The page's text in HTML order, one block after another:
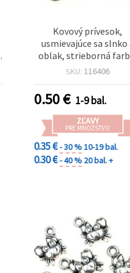
Kovový prívesok,
usmievajúce sa slnko
oblak, strieborná
20x15,5x2 mm, otvor
SKU: 116406
0.50€ 1-9 bal.
ZĽAVY
PRE MNOŽSTVO
0.35 €- 30 %10-19 bal.
0.30 €- 40 % 20 bal. +